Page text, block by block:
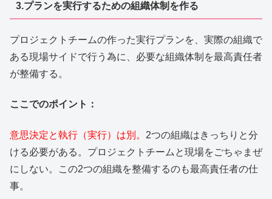
3.プランを実行するための組織体制を作る
プロジェクトチームの作った実行プランを、実際の組織で
ある現場サイドで行う為に、必要な組織体制を最高責任者
が整備する。
ここでのポイント：
意思決定と執行（実行）は別。 2つの組織はきっちりと分
ける必要がある。プロジェクトチームと現場をごちゃまぜ
にしない。この2つの組織を整備するのも最高責任者の仕
事。